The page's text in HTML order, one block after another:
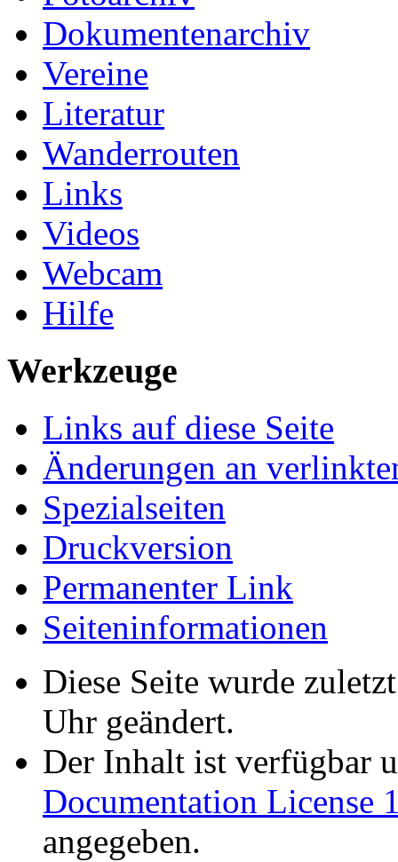
Dokumentenarchiv
Vereine
Literatur
Wanderrouten
Links
Videos
Webcam
Hilfe
Werkzeuge
Links auf diese Seite
Änderungen an
Spezialseiten
Druckversion
Permanenter Link
Seiten­informationen
Diese Seite wurde
Uhr geändert.
Der Inhalt ist verfügbar
Documentation License
angegeben.